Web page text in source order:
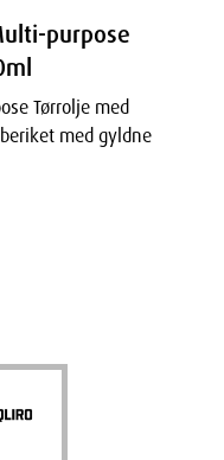
purpose
Tørrolje med
med gyldne